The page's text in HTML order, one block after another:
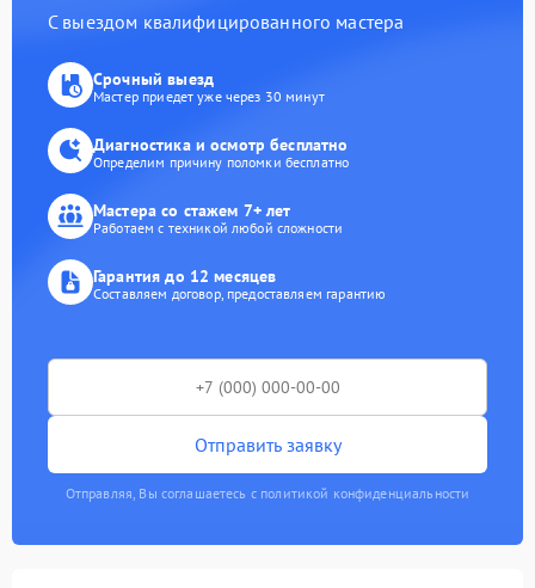
С выездом квалифицированного мастера
Срочный выезд
Мастер приедет уже через 30 минут
Диагностика и осмотр бесплатно
Определим причину поломки бесплатно
Мастера со стажем 7+ лет
Работаем с техникой любой сложности
Гарантия до 12 месяцев
Составляем договор, предоставляем гарантию
Отправить заявку
Отправляя, Вы соглашаетесь с политикой конфиденциальности